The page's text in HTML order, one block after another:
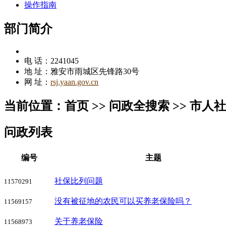
操作指南
部门简介
电 话：2241045
地 址：雅安市雨城区先锋路30号
网 址： rsj.yaan.gov.cn
当前位置：首页 >> 问政全搜索 >> 市人
问政列表
编号 主题
11570291 社保比列问题
11569157 没有被征地的农民可以买养老保险吗？
11568973 关于养老保险